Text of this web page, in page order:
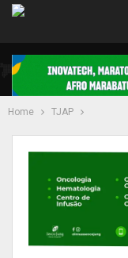
Home TJAP